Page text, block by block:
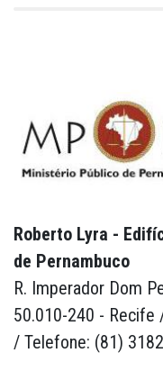
Roberto Lyra -
de Pernambuco
R. Imperador Dom
50.010-240 - Recife
/ Telefone: (81)